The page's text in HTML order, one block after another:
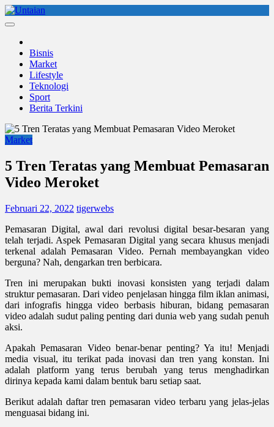
Skip
to
Bisnis
Market
Lifestyle
Teknologi
Sport
Berita Terkini
Market
5 Tren Teratas yang Membuat Pemasaran
Video Meroket
Februari 22, 2022 tigerwebs
Pemasaran Digital, awal dari revolusi digital besar-besaran yang
telah terjadi. Aspek Pemasaran Digital yang secara khusus menjadi
terkenal adalah Pemasaran Video. Pernah membayangkan video
berguna? Nah, dengarkan tren berbicara.
Tren ini merupakan bukti inovasi konsisten yang terjadi dalam
struktur pemasaran. Dari video penjelasan hingga film iklan animasi,
dari infografis hingga video berbasis hiburan, bidang pemasaran
video adalah sudut paling penting dari dunia web yang sudah penuh
aksi.
Apakah Pemasaran Video benar-benar penting? Ya itu! Menjadi
media visual, itu terikat pada inovasi dan tren yang konstan. Ini
adalah platform yang terus berubah yang terus menghadirkan
dirinya kepada kami dalam bentuk baru setiap saat.
Berikut adalah daftar tren pemasaran video terbaru yang jelas-jelas
menguasai bidang ini.